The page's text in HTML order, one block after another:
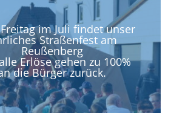
im Juli findet unser
Straßenfest am
Reußenberg
Erlöse gehen zu 100%
die Bürger zurück.